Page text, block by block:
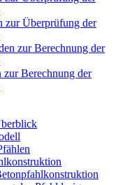
zur Überprüfung der
zur Berechnung der
Berechnung der